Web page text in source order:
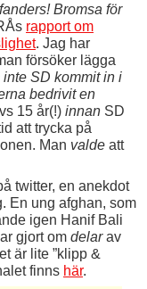
Bromsa för
rapport om
. Jag har
försöker lägga
inte SD kommit in i
bedrivit en
15 år(!) innan SD
att trycka på
Man valde att
twitter, en anekdot
En ung afghan, som
igen Hanif Bali
gjort om delarav
är lite ”klipp &
finns här.